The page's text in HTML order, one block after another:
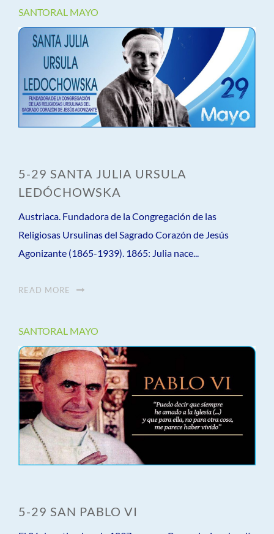
SANTORAL MAYO
5-29 SANTA JULIA URSULA
LEDÓCHOWSKA
Austriaca. Fundadora de la Congregación de las
Religiosas Ursulinas del Sagrado Corazón de Jesús
Agonizante (1865-1939). 1865: Julia nace...
READ MORE
SANTORAL MAYO
5-29 SAN PABLO VI